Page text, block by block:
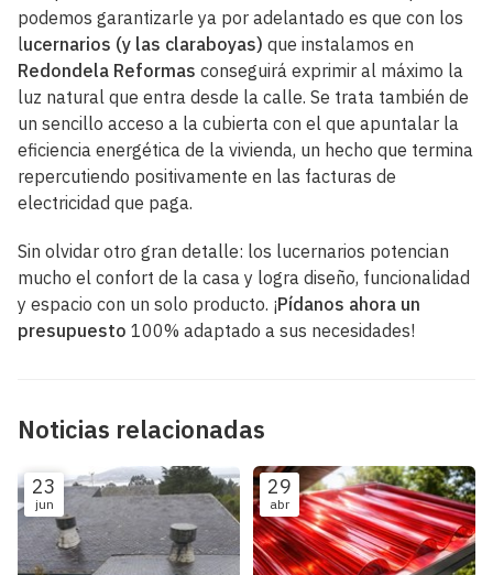
podemos garantizarle ya por adelantado es que con los
lucernarios (y las claraboyas) que instalamos en
Redondela Reformas conseguirá exprimir al máximo la
luz natural que entra desde la calle. Se trata también de
un sencillo acceso a la cubierta con el que apuntalar la
eficiencia energética de la vivienda, un hecho que termina
repercutiendo positivamente en las facturas de
electricidad que paga.
Sin olvidar otro gran detalle: los lucernarios potencian
mucho el confort de la casa y logra diseño, funcionalidad
y espacio con un solo producto. ¡Pídanos ahora un
presupuesto 100% adaptado a sus necesidades!
Noticias relacionadas
23
jun
29
abr